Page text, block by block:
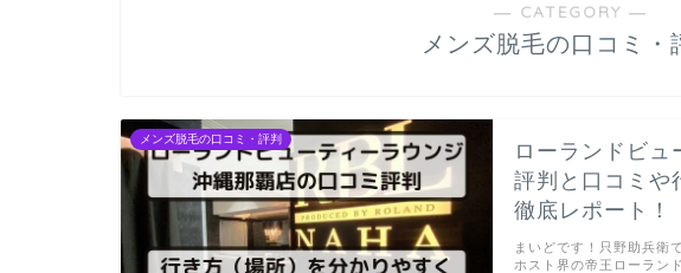
― CATEGORY ―
メンズ脱毛の口コミ・
メンズ脱毛の口コミ・評判
ローランドビュ
評判と口コミや
徹底レポート！
まいどです！只野助兵衛
ホスト界の帝王ローラン